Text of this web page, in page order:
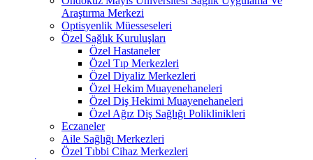
Araştırma Merkezi
Optisyenlik Müesseseleri
Özel Sağlık Kuruluşları
Özel Hastaneler
Özel Tıp Merkezleri
Özel Diyaliz Merkezleri
Özel Hekim Muayenehaneleri
Özel Diş Hekimi Muayenehaneleri
Özel Ağız Diş Sağlığı Poliklinikleri
Eczaneler
Aile Sağlığı Merkezleri
Özel Tıbbi Cihaz Merkezleri